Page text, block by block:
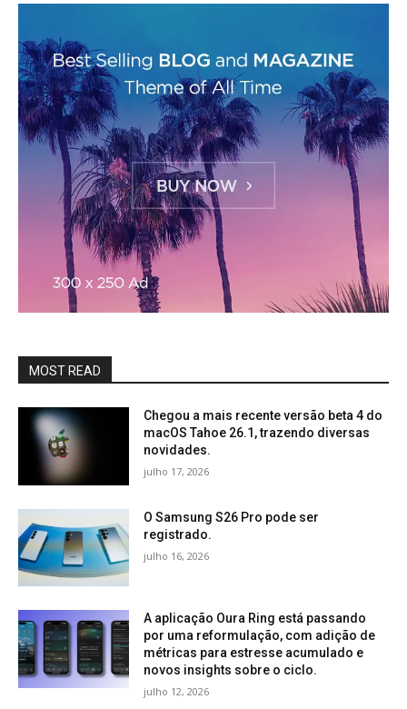
MOST READ
Chegou a mais recente versão beta 4 do
macOS Tahoe 26.1, trazendo diversas
novidades.
julho 17, 2026
O Samsung S26 Pro pode ser
registrado.
julho 16, 2026
A aplicação Oura Ring está passando
por uma reformulação, com adição de
métricas para estresse acumulado e
novos insights sobre o ciclo.
julho 12, 2026